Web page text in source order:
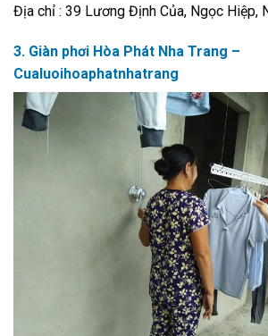
Địa chỉ : 39 Lương Định Của, Ngọc Hiệp,
3. Giàn phơi Hòa Phát Nha Trang –
Cualuoihoaphatnhatrang